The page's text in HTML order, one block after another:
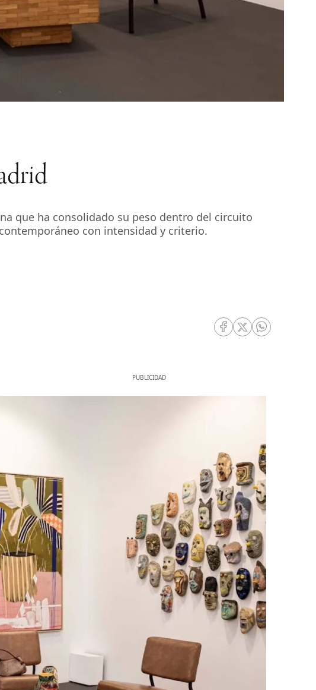
que ha consolidado su peso dentro del circuito
con intensidad y criterio.
RRSS Facebook
RRSS Twitter
RRSS